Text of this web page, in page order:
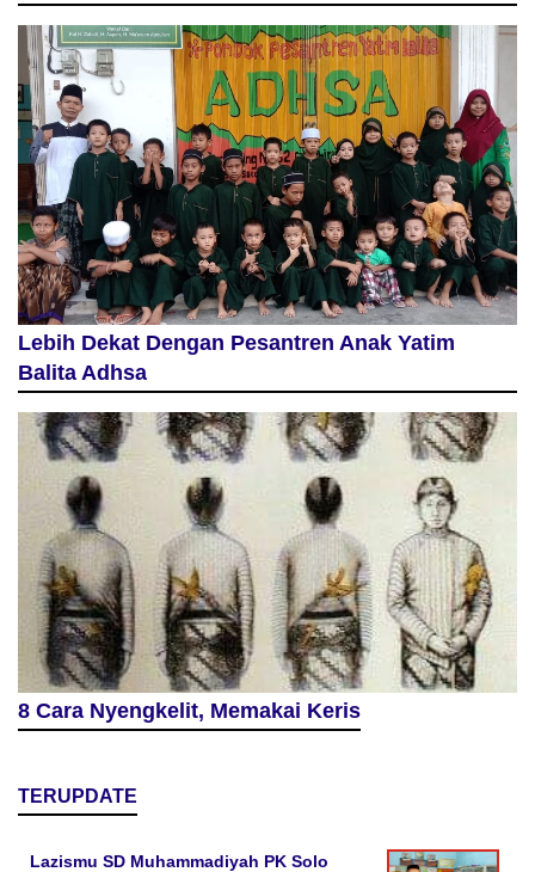
Lebih Dekat Dengan Pesantren Anak Yatim
Balita Adhsa
8 Cara Nyengkelit, Memakai Keris
TERUPDATE
Lazismu SD Muhammadiyah PK Solo